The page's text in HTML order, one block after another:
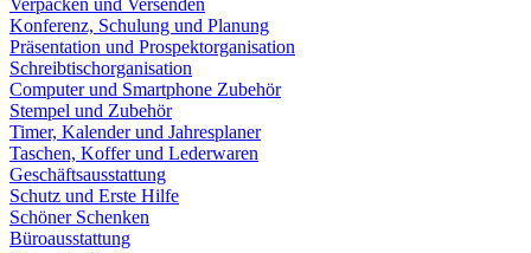
Verpacken und Versenden
Konferenz, Schulung und Planung
Präsentation und Prospektorganisation
Schreibtischorganisation
Computer und Smartphone Zubehör
Stempel und Zubehör
Timer, Kalender und Jahresplaner
Taschen, Koffer und Lederwaren
Geschäftsausstattung
Schutz und Erste Hilfe
Schöner Schenken
Büroausstattung